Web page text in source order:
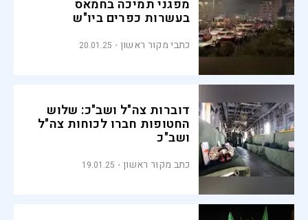
מפגני תמיכה בחמאס
בעשרות כפרים ביו"ש
כתבי מקור ראשון 20.01.25
דוברות צה"ל ושב"כ: שלוש
החטופות חברו לכוחות צה"ל
ושב"כ
כתב מקור ראשון 19.01.25